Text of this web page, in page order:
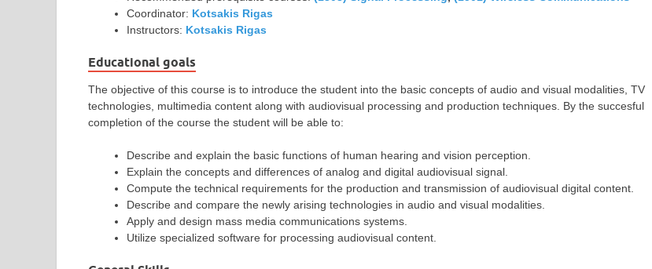
Coordinator: Kotsakis Rigas
Instructors: Kotsakis Rigas
Educational goals
The objective of this course is to introduce the student into the basic concepts of audio and visual modalities, TV
technologies, multimedia content along with audiovisual processing and production techniques. By the succesful
completion of the course the student will be able to:
Describe and explain the basic functions of human hearing and vision perception.
Explain the concepts and differences of analog and digital audiovisual signal.
Compute the technical requirements for the production and transmission of audiovisual digital content.
Describe and compare the newly arising technologies in audio and visual modalities.
Apply and design mass media communications systems.
Utilize specialized software for processing audiovisual content.